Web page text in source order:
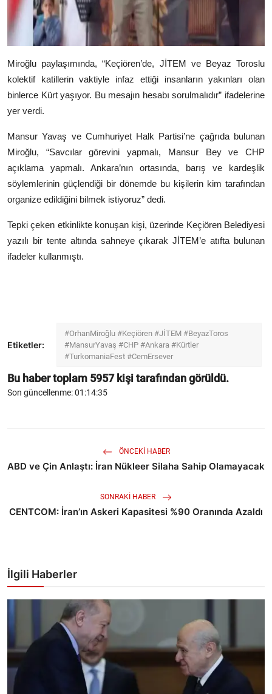
Miroğlu paylaşımında, “Keçiören’de, JİTEM ve Beyaz Toroslu
kolektif katillerin vaktiyle infaz ettiği insanların yakınları olan
binlerce Kürt yaşıyor. Bu mesajın hesabı sorulmalıdır” ifadelerine
yer verdi.
Mansur Yavaş ve Cumhuriyet Halk Partisi’ne çağrıda bulunan
Miroğlu, “Savcılar görevini yapmalı, Mansur Bey ve CHP
açıklama yapmalı. Ankara’nın ortasında, barış ve kardeşlik
söylemlerinin güçlendiği bir dönemde bu kişilerin kim tarafından
organize edildiğini bilmek istiyoruz” dedi.
Tepki çeken etkinlikte konuşan kişi, üzerinde Keçiören Belediyesi
yazılı bir tente altında sahneye çıkarak JİTEM’e atıfta bulunan
ifadeler kullanmıştı.
Etiketler:
#OrhanMiroğlu #Keçiören #JİTEM #BeyazToros
#MansurYavaş #CHP #Ankara #Kürtler
#TurkomaniaFest #CemErsever
Bu haber toplam 5957kişi tarafından görüldü.
Son güncellenme: 01:14:35
ÖNCEKI HABER
ABD ve Çin Anlaştı: İran Nükleer Silaha Sahip Olamayacak
SONRAKI HABER
CENTCOM: İran’ın Askeri Kapasitesi %90 Oranında Azaldı
İlgili Haberler